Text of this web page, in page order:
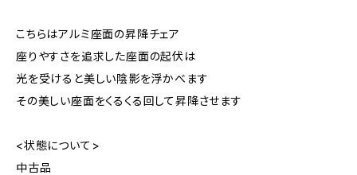
こちらはアルミ座面の昇降チェア
座りやすさを追求した座面の起伏は
光を受けると美しい陰影を浮かべます
その美しい座面をくるくる回して昇降させます
<状態について>
中古品